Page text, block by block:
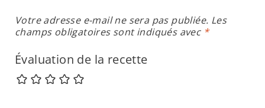
Votre adresse e-mail ne sera pas publiée. Les
champs obligatoires sont indiqués avec *
Évaluation de la recette